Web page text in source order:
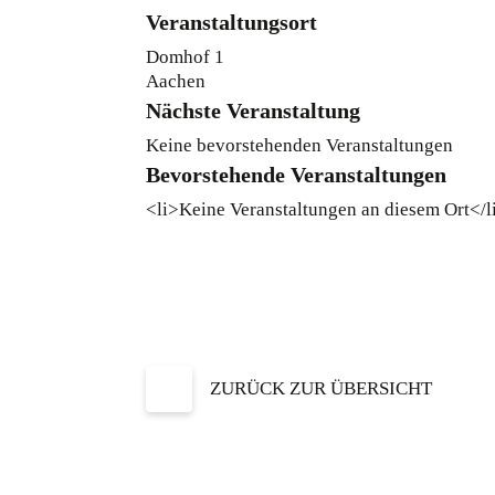
Veranstaltungsort
Domhof 1
Aachen
Nächste Veranstaltung
Keine bevorstehenden Veranstaltungen
Bevorstehende Veranstaltungen
<li>Keine Veranstaltungen an diesem Ort</
ZURÜCK ZUR ÜBERSICHT